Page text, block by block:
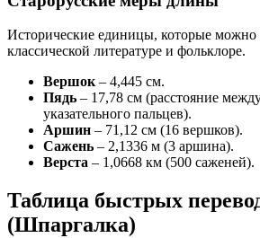
Исторические единицы, которые можно
классической литературе и фольклоре.
Вершок – 4,445 см.
Пядь – 17,78 см (расстояние
указательного пальцев).
Аршин – 71,12 см (16 вершков).
Сажень – 2,1336 м (3 аршина).
Верста – 1,0668 км (500 саженей).
Таблица быстрых
(Шпаргалка)